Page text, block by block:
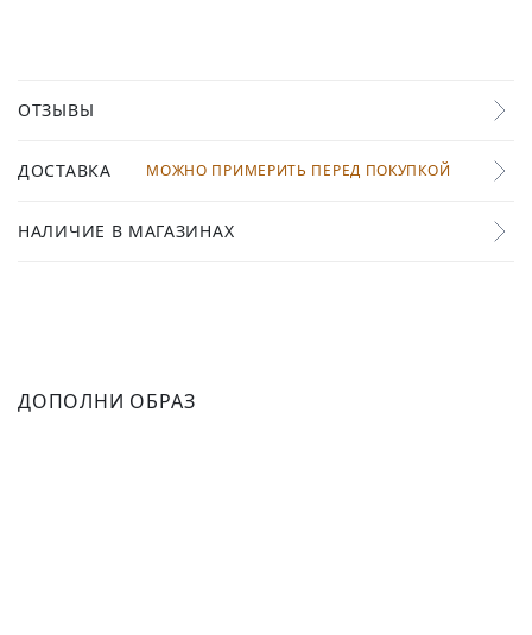
ОТЗЫВЫ
ДОСТАВКА МОЖНО ПРИМЕРИТЬ ПЕРЕД ПОКУПКОЙ
НАЛИЧИЕ В МАГАЗИНАХ
ДОПОЛНИ ОБРАЗ